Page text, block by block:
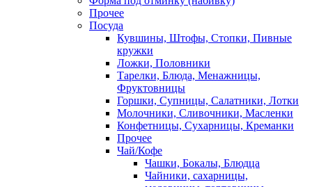
Прочее
Посуда
Кувшины, Штофы, Стопки, Пивные
кружки
Ложки, Половники
Тарелки, Блюда, Менажницы,
Фруктовницы
Горшки, Супницы, Салатники, Лотки
Молочники, Сливочники, Масленки
Конфетницы, Сухарницы, Креманки
Прочее
Чай/Кофе
Чашки, Бокалы, Блюдца
Чайники, сахарницы,